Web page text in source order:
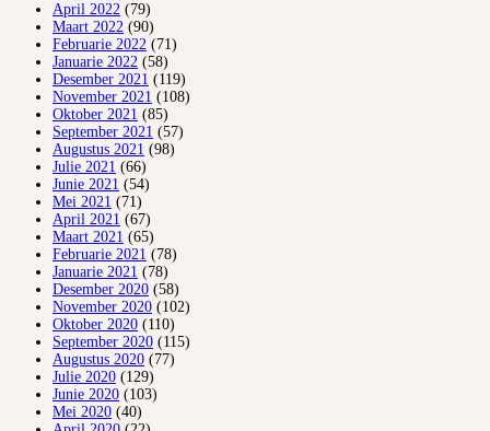
April 2022 (79)
Maart 2022 (90)
Februarie 2022 (71)
Januarie 2022 (58)
Desember 2021 (119)
November 2021 (108)
Oktober 2021 (85)
September 2021 (57)
Augustus 2021 (98)
Julie 2021 (66)
Junie 2021 (54)
Mei 2021 (71)
April 2021 (67)
Maart 2021 (65)
Februarie 2021 (78)
Januarie 2021 (78)
Desember 2020 (58)
November 2020 (102)
Oktober 2020 (110)
September 2020 (115)
Augustus 2020 (77)
Julie 2020 (129)
Junie 2020 (103)
Mei 2020 (40)